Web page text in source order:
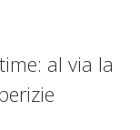
al via la